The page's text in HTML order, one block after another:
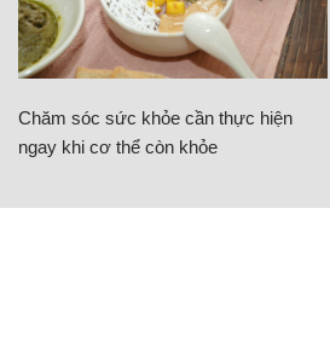
Chăm sóc sức khỏe cần thực hiện
ngay khi cơ thể còn khỏe